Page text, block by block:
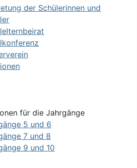
der Schülerinnen und
für die Jahrgänge
5 und 6
7 und 8
9 und 10